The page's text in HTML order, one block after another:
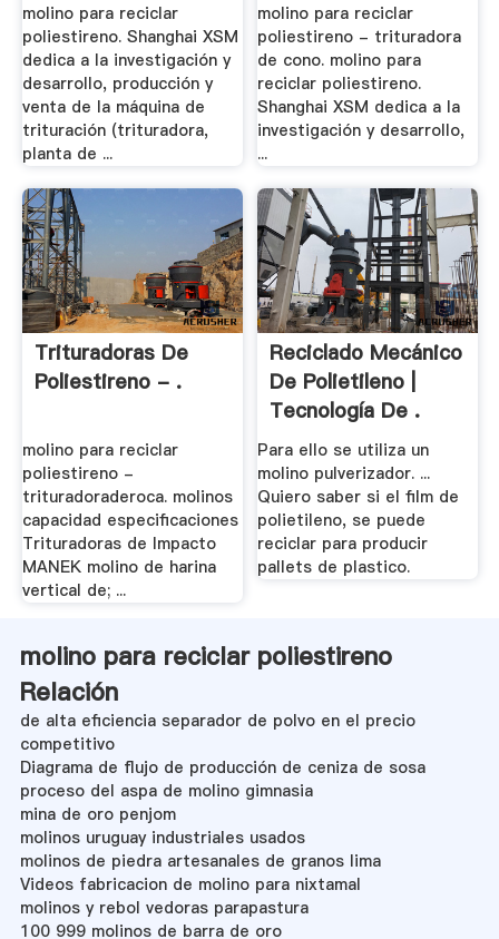
molino para reciclar
poliestireno. Shanghai XSM
dedica a la investigación y
desarrollo, producción y
venta de la máquina de
trituración (trituradora,
planta de ...
molino para reciclar
poliestireno - trituradora
de cono. molino para
reciclar poliestireno.
Shanghai XSM dedica a la
investigación y desarrollo,
...
Trituradoras De
Poliestireno - .
molino para reciclar
poliestireno -
trituradoraderoca. molinos
capacidad especificaciones
Trituradoras de Impacto
MANEK molino de harina
vertical de; ...
Reciclado Mecánico
De Polietileno |
Tecnología De .
Para ello se utiliza un
molino pulverizador. ...
Quiero saber si el film de
polietileno, se puede
reciclar para producir
pallets de plastico.
molino para reciclar poliestireno
Relación
de alta eficiencia separador de polvo en el precio
competitivo
Diagrama de flujo de producción de ceniza de sosa
proceso del aspa de molino gimnasia
mina de oro penjom
molinos uruguay industriales usados
molinos de piedra artesanales de granos lima
Videos fabricacion de molino para nixtamal
molinos y rebol vedoras parapastura
100 999 molinos de barra de oro